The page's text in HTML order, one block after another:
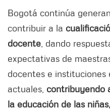
Bogotá continúa
contribuir a la
docente , dando
expectativas de
docentes e
actuales, contribuyendo
la educación de las